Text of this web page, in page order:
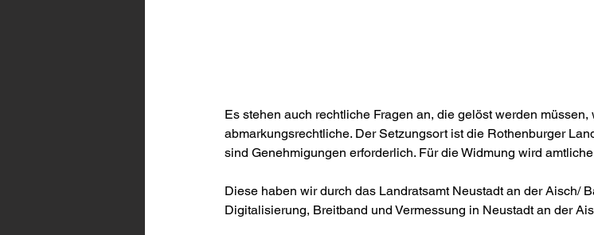
Es stehen auch rechtliche Fragen an, die gelöst werden
abmarkungsrechtliche. Der Setzungsort ist die Rothenburger
sind Genehmigungen erforderlich. Für die Widmung wird
Diese haben wir durch das Landratsamt Neustadt an der Aisch/
Digitalisierung, Breitband und Vermessung in Neustadt an der